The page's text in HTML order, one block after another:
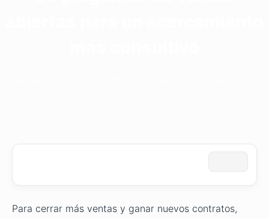
Para cerrar más ventas y ganar nuevos contratos,